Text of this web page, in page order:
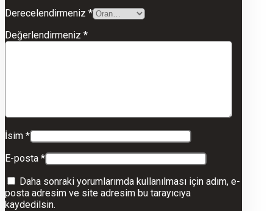
Derecelendirmeniz *
Değerlendirmeniz *
İsim *
E-posta *
Daha sonraki yorumlarımda kullanılması için adım, e-
posta adresim ve site adresim bu tarayıcıya
kaydedilsin.